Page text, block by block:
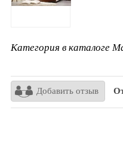
Категория в каталоге
Добавить отзыв